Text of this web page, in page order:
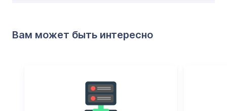
Вам может быть интересно